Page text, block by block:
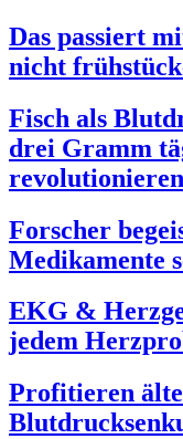
Das passiert
nicht
Fisch als
drei Gramm
Forscher
Medikamente
EKG &
jedem
Profitieren